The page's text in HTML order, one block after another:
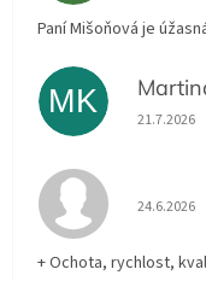
Paní Mišoňová je
MK
21.7.2026
24.6.2026
+ Ochota, rychlost,